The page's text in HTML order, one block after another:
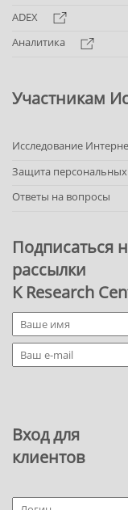
ADEX
Аналитика
Участникам
Исследование
Защита
Ответы на вопросы
Подписаться
рассылки
K Research
Вход для
клиентов